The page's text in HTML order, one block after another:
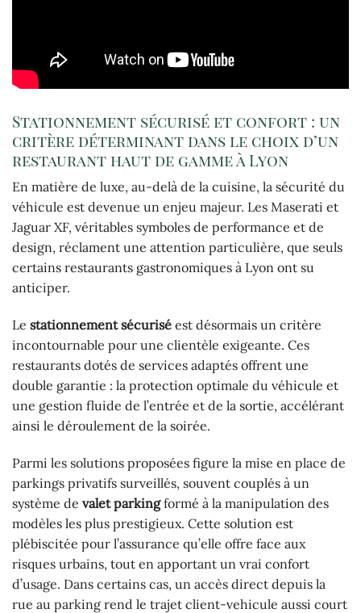
Stationnement sécurisé et confort : un
critère déterminant dans le choix d’un
restaurant haut de gamme à Lyon
En matière de luxe, au-delà de la cuisine, la sécurité du
véhicule est devenue un enjeu majeur. Les Maserati et
Jaguar XF, véritables symboles de performance et de
design, réclament une attention particulière, que seuls
certains restaurants gastronomiques à Lyon ont su
anticiper.
Le stationnement sécurisé est désormais un critère
incontournable pour une clientèle exigeante. Ces
restaurants dotés de services adaptés offrent une
double garantie : la protection optimale du véhicule et
une gestion fluide de l’entrée et de la sortie, accélérant
ainsi le déroulement de la soirée.
Parmi les solutions proposées figure la mise en place de
parkings privatifs surveillés, souvent couplés à un
système de valet parkingformé à la manipulation des
modèles les plus prestigieux. Cette solution est
plébiscitée pour l’assurance qu’elle offre face aux
risques urbains, tout en apportant un vrai confort
d’usage. Dans certains cas, un accès direct depuis la
rue au parking rend le trajet client-vehicule aussi court